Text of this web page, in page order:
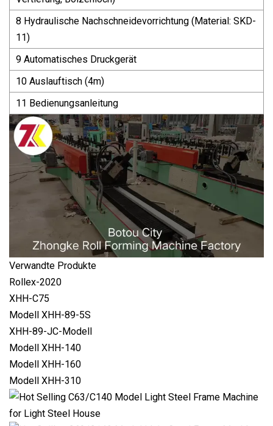
8 Hydraulische Nachschneidevorrichtung (Material: SKD-
11)
9 Automatisches Druckgerät
10 Auslauftisch (4m)
11 Bedienungsanleitung
Verwandte Produkte
Rollex-2020
XHH-C75
Modell XHH-89-5S
XHH-89-JC-Modell
Modell XHH-140
Modell XHH-160
Modell XHH-310